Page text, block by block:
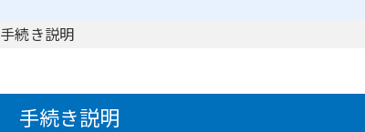
手続き説明
手続き説明